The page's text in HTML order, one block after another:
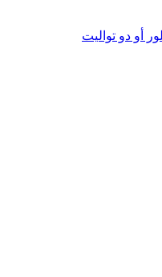
أو دو تواليت